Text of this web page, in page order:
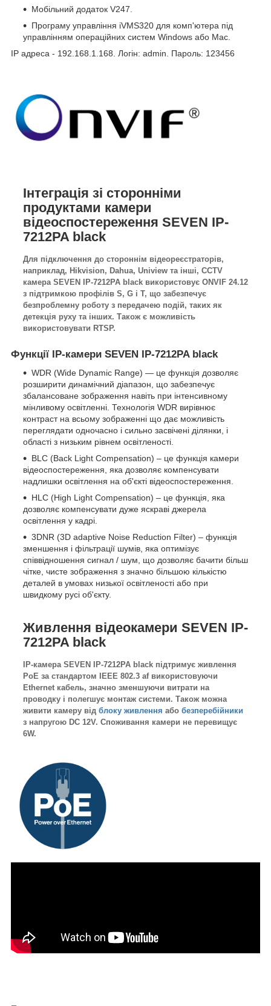
Мобільний додаток V247.
Програму управління iVMS320 для комп'ютера під
управлінням операційних систем Windows або Mac.
IP адреса - 192.168.1.168. Логін: admin. Пароль: 123456
Інтеграція зі сторонніми
продуктами камери
відеоспостереження SEVEN IP-
7212PA black
Для підключення до стороннім відеореєстраторів,
наприклад, Hikvision, Dahua, Uniview та інші, CCTV
камера SEVEN IP-7212PA black використовує ONVIF 24.12
з підтримкою профілів S, G і T, що забезпечує
безпроблемну роботу з передачею подій, таких як
детекція руху та інших. Також є можливість
використовувати RTSP.
Функції IP-камери SEVEN IP-7212PA black
WDR (Wide Dynamic Range) — це функція дозволяє
розширити динамічний діапазон, що забезпечує
збалансоване зображення навіть при інтенсивному
мінливому освітленні. Технологія WDR вирівнює
контраст на всьому зображенні що дає можливість
переглядати одночасно і сильно засвічені ділянки, і
області з низьким рівнем освітленості.
BLC (Back Light Compensation) – це функція камери
відеоспостереження, яка дозволяє компенсувати
надлишки освітлення на об'єкті відеоспостереження.
HLC (High Light Compensation) – це функція, яка
дозволяє компенсувати дуже яскраві джерела
освітлення у кадрі.
3DNR (3D adaptive Noise Reduction Filter) – функція
зменшення і фільтрації шумів, яка оптимізує
співвідношення сигнал / шум, що дозволяє бачити більш
чітке, чисте зображення з значно більшою кількістю
деталей в умовах низької освітленості або при
швидкому русі об'єкту.
Живлення відеокамери SEVEN IP-
7212PA black
IP-камера SEVEN IP-7212PA black підтримує живлення
PoE за стандартом IEEE 802.3 af використовуючи
Ethernet кабель, значно зменшуючи витрати на
проводку і полегшує монтаж системи. Також можна
живити камеру від блоку живлення або безперебійники
з напругою DC 12V. Споживання камери не перевищує
6W.